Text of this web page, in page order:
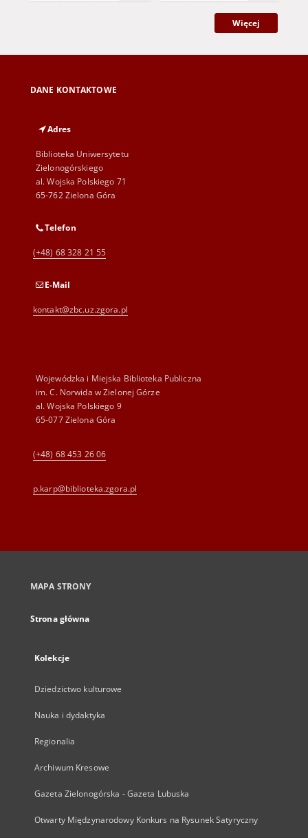
Więcej
DANE KONTAKTOWE
Adres
Biblioteka Uniwersytetu
Zielonogórskiego
al. Wojska Polskiego 71
65-762 Zielona Góra
Telefon
(+48) 68 328 21 55
E-Mail
kontakt@zbc.uz.zgora.pl
Wojewódzka i Miejska Biblioteka Publiczna
im. C. Norwida w Zielonej Górze
al. Wojska Polskiego 9
65-077 Zielona Góra
(+48) 68 453 26 06
p.karp@biblioteka.zgora.pl
MAPA STRONY
Strona główna
Kolekcje
Dziedzictwo kulturowe
Nauka i dydaktyka
Regionalia
Archiwum Kresowe
Gazeta Zielonogórska - Gazeta Lubuska
Otwarty Międzynarodowy Konkurs na Rysunek Satyryczny